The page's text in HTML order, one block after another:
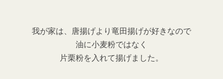
我が家は、唐揚げより竜田揚げが好きなので
油に小麦粉ではなく
片栗粉を入れて揚げました。